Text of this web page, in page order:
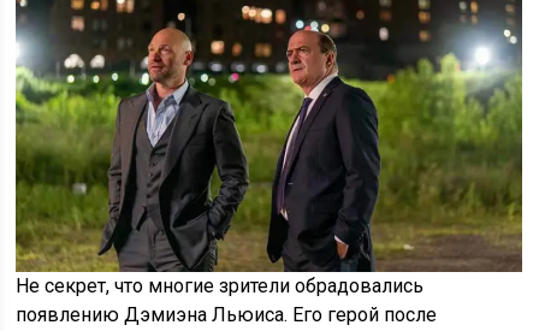
Не секрет, что многие зрители обрадовались
появлению Дэмиэна Льюиса. Его герой после